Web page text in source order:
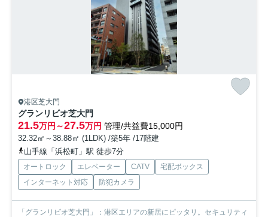
港区芝大門
グランリビオ芝大門
21.5万円～27.5万円 管理/共益費15,000円
32.32㎡～38.88㎡ (1LDK) /築5年 /17階建
山手線「浜松町」駅 徒歩7分
オートロック エレベーター CATV
宅配ボックス
インターネット対応
防犯カメラ
「グランリビオ芝大門」：港区エリアの新居にピッタリ。セキュリティ